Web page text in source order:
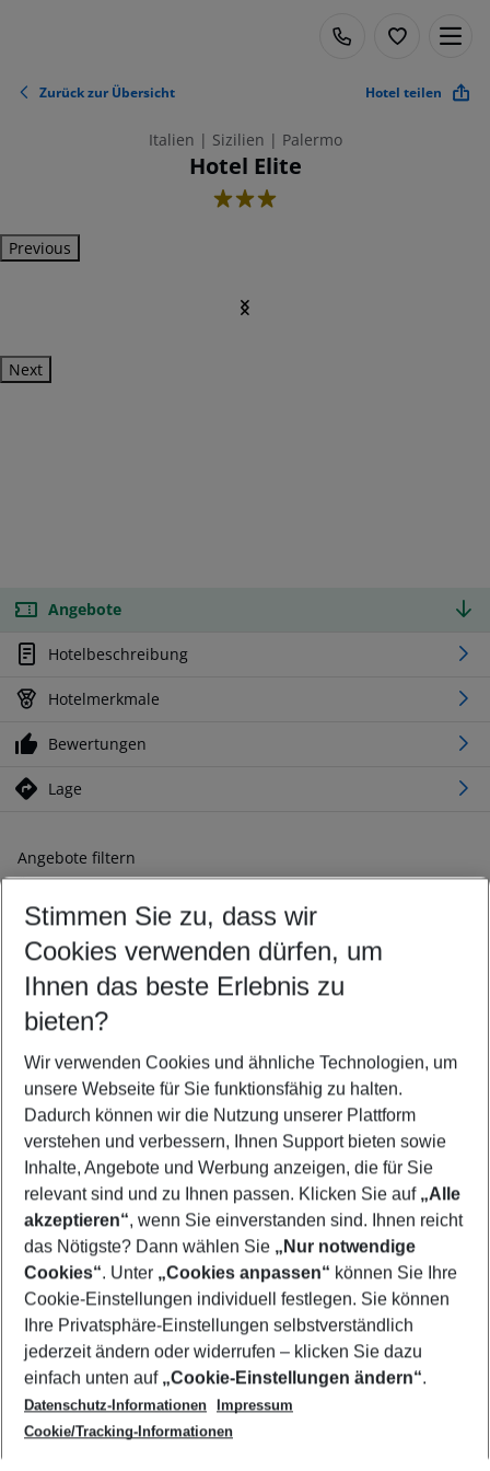
Zurück zur Übersicht Hotel teilen
Italien | Sizilien | Palermo
Hotel Elite
3
Previous
Next
Angebote
Hotelbeschreibung
Hotelmerkmale
Bewertungen
Lage
Angebote filtern
Ändern Sie Ihre Kriterien nach Ihren Wünschen
Abflughafen wählen
Beliebiger Abflughafen
Reisezeitraum wählen
10.08.26– 08.08.27 5-8 Nächte
2 Erwachsene Keine Kinder
Mehr Filter anzeigen
Footer
Footer navigation
Über uns
AGB
Cookie-Einstellungen ändern
Cookie-Richtlinie
Datenschutz
Service & Hilfe
Barrierefreies Reisen
Check-in
Folgen Sie uns
Stimmen Sie zu, dass wir
Cookies verwenden dürfen, um
Ihnen das beste Erlebnis zu
bieten?
Wir verwenden Cookies und ähnliche Technologien, um
unsere Webseite für Sie funktionsfähig zu halten.
Dadurch können wir die Nutzung unserer Plattform
verstehen und verbessern, Ihnen Support bieten sowie
Inhalte, Angebote und Werbung anzeigen, die für Sie
relevant sind und zu Ihnen passen. Klicken Sie auf „Alle
akzeptieren“, wenn Sie einverstanden sind. Ihnen reicht
das Nötigste? Dann wählen Sie „Nur notwendige
Cookies“. Unter „Cookies anpassen“ können Sie Ihre
Cookie-Einstellungen individuell festlegen. Sie können
Ihre Privatsphäre-Einstellungen selbstverständlich
jederzeit ändern oder widerrufen – klicken Sie dazu
einfach unten auf „Cookie-Einstellungen ändern“.
Datenschutz-Informationen
Impressum
Cookie/Tracking-Informationen